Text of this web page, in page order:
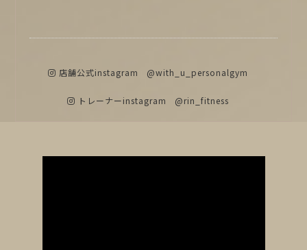
店舗公式instagram @with_u_personalgym
トレーナーinstagram @rin_fitness